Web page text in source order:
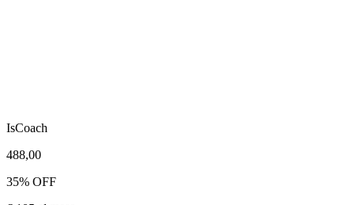
IsCoach
488,00
35% OFF